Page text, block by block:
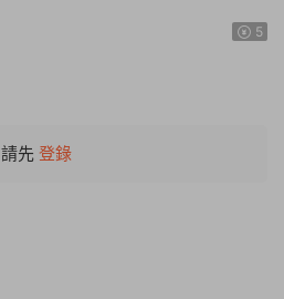
5
請先 登錄